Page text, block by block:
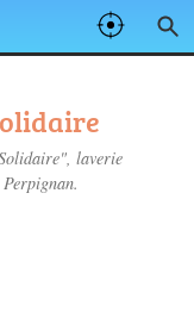
laverie